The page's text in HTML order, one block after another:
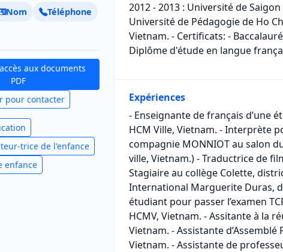
Nom
Téléphone
aux documents
PDF
pour contacter
trice de l'enfance
enfance
2012 - 2013 : Université de
Université de Pédagogie de Ho
Vietnam. - Certificats: -
Diplôme d'étude en langue
Expériences
- Enseignante de français d’une
HCM Ville, Vietnam. - Interprète
compagnie MONNIOT au salon
ville, Vietnam.) - Traductrice de
Stagiaire au collège Colette,
International Marguerite Duras,
étudiant pour passer l’examen
HCMV, Vietnam. - Assitante à la
Vietnam. - Assistante
Vietnam. - Assistante de